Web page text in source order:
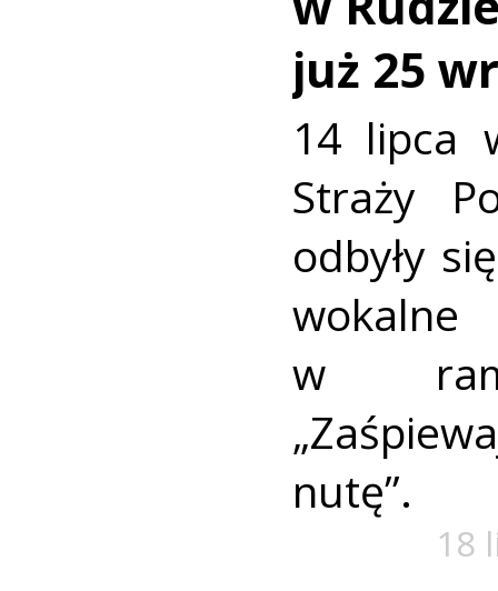
już 25
14 lipca
Straży
odbyły
w
nutę”.
18